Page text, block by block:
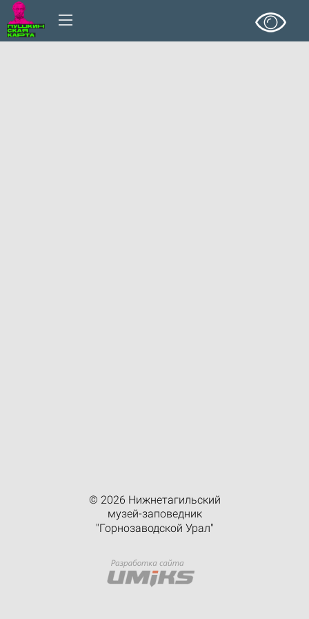
© 2026 Нижнетагильский
музей-заповедник
"Горнозаводской Урал"